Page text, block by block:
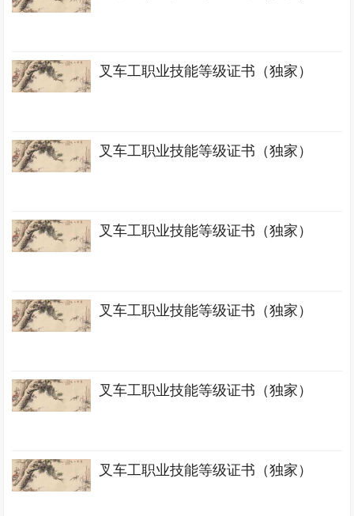
叉车工职业技能等级证书（独家）
叉车工职业技能等级证书（独家）
叉车工职业技能等级证书（独家）
叉车工职业技能等级证书（独家）
叉车工职业技能等级证书（独家）
叉车工职业技能等级证书（独家）